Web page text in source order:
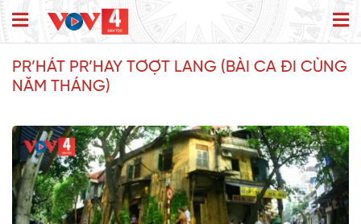
PR’HÁT PR’HAY TƠỢT LANG (BÀI CA ĐI CÙNG
NĂM THÁNG)